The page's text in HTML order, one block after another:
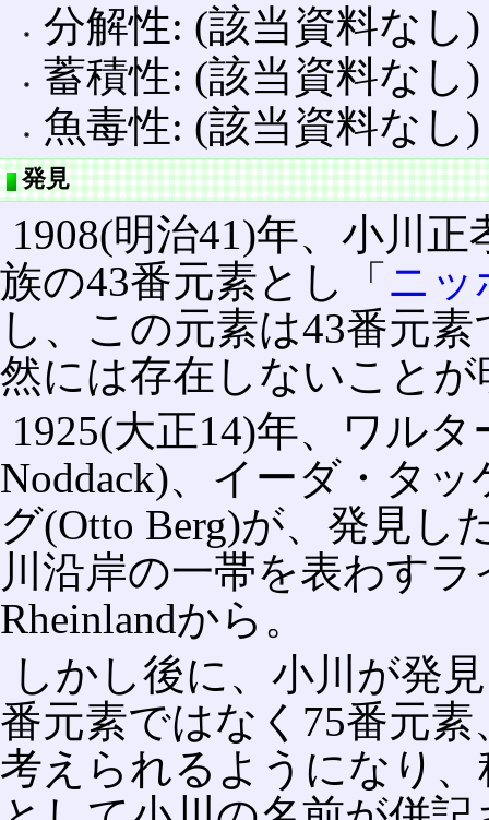
分解性: (該当資料なし)
蓄積性: (該当資料なし)
魚毒性: (該当資料なし)
発見
1908(明治41)年、小川
族の43番元素とし「 ニッ
し、この元素は43番元
然には存在しないこと
1925(大正14)年、ワル
Noddack)、イーダ・タ
グ(Otto Berg)が、発見し
川沿岸の一帯を表わす
Rheinlandから。
しかし後に、小川が発
番元素ではなく75番元
考えられるようになり